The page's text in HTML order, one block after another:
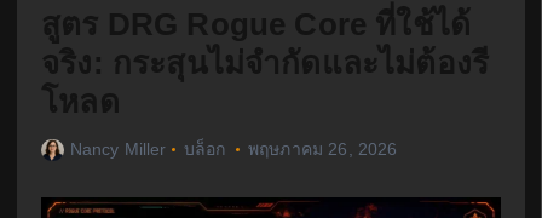
สูตร DRG Rogue Core ที่ใช้ได้
จริง: กระสุนไม่จำกัดและไม่ต้องรี
โหลด
Nancy Miller บล็อก พฤษภาคม 26, 2026